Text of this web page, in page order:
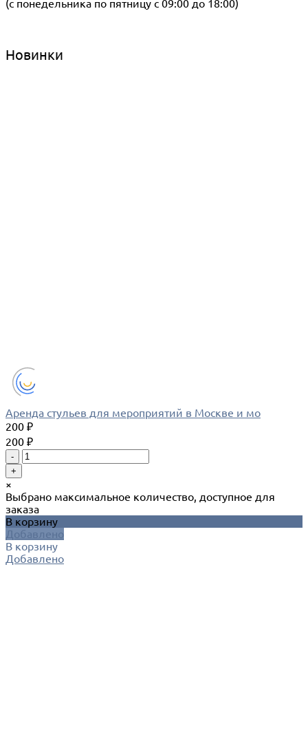
(с понедельника по пятницу с 09:00 до 18:00)
Новинки
Аренда стульев для мероприятий в Москве и мо
200 ₽
200 ₽
-
+
×
Выбрано максимальное количество, доступное для
заказа
В корзину
Добавлено
В корзину
Добавлено